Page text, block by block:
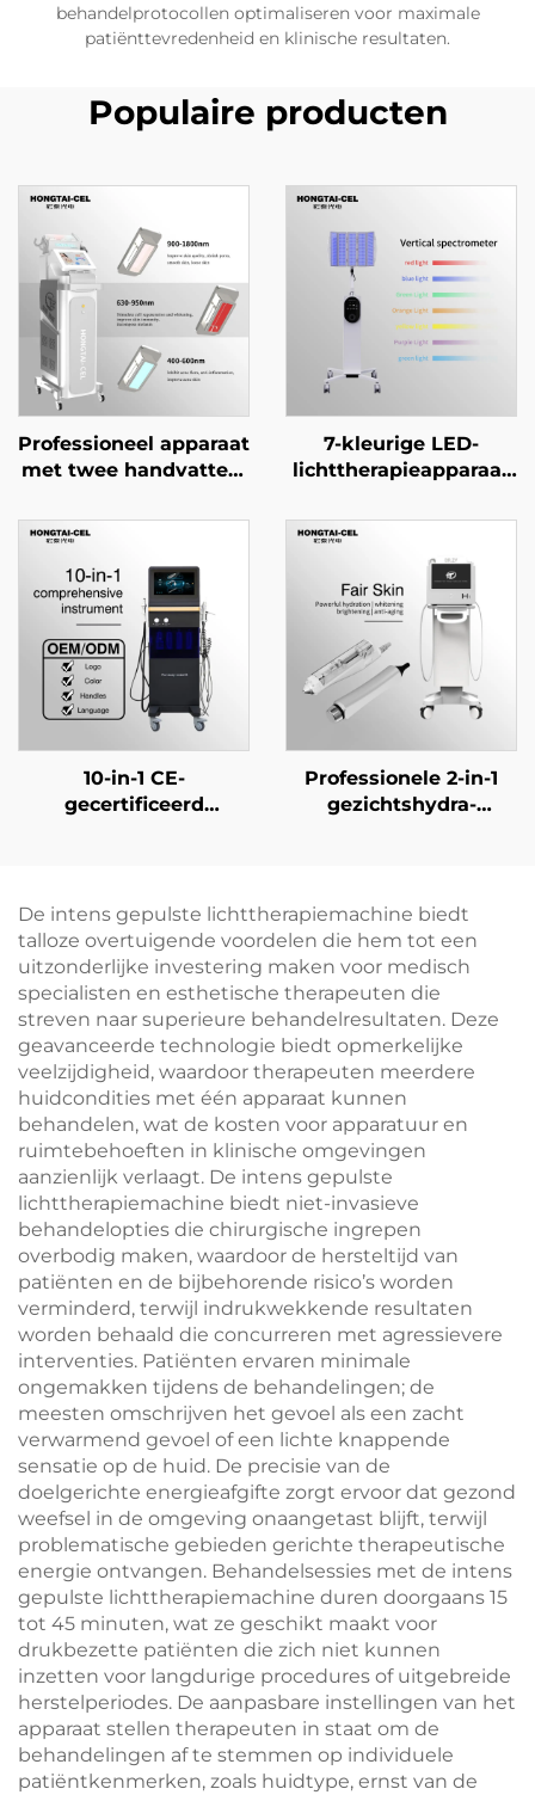
behandelprotocollen optimaliseren voor maximale
patiënttevredenheid en klinische resultaten.
Populaire producten
Professioneel apparaat
met twee handvatten,
roodlichttherapie, voor
gezichts- en
lichaamsverheldering,
verjonging en
schoonheidssalonapparatuur
7-kleurige LED-
lichttherapieapparaat
acnebehandeling,
verjonging van het
gezichtsgezicht en
witter maken van de
huid voor
professioneel gebruik
10-in-1 CE-
gecertificeerd
zuurstofinjector +
warm/koud hamertje
voor de huid
Professionele 2-in-1
gezichtshydra-
hogedruksproeier voor
schoonheidssalons
De intens gepulste lichttherapiemachine biedt
talloze overtuigende voordelen die hem tot een
uitzonderlijke investering maken voor medisch
specialisten en esthetische therapeuten die
streven naar superieure behandelresultaten. Deze
geavanceerde technologie biedt opmerkelijke
veelzijdigheid, waardoor therapeuten meerdere
huidcondities met één apparaat kunnen
behandelen, wat de kosten voor apparatuur en
ruimtebehoeften in klinische omgevingen
aanzienlijk verlaagt. De intens gepulste
lichttherapiemachine biedt niet-invasieve
behandelopties die chirurgische ingrepen
overbodig maken, waardoor de hersteltijd van
patiënten en de bijbehorende risico’s worden
verminderd, terwijl indrukwekkende resultaten
worden behaald die concurreren met agressievere
interventies. Patiënten ervaren minimale
ongemakken tijdens de behandelingen; de
meesten omschrijven het gevoel als een zacht
verwarmend gevoel of een lichte knappende
sensatie op de huid. De precisie van de
doelgerichte energieafgifte zorgt ervoor dat gezond
weefsel in de omgeving onaangetast blijft, terwijl
problematische gebieden gerichte therapeutische
energie ontvangen. Behandelsessies met de intens
gepulste lichttherapiemachine duren doorgaans 15
tot 45 minuten, wat ze geschikt maakt voor
drukbezette patiënten die zich niet kunnen
inzetten voor langdurige procedures of uitgebreide
herstelperiodes. De aanpasbare instellingen van het
apparaat stellen therapeuten in staat om de
behandelingen af te stemmen op individuele
patiëntkenmerken, zoals huidtype, ernst van de